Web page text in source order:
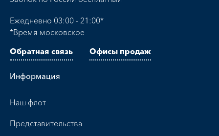
Ежедневно 03:00 - 21:00*
*Время московское
Обратная связь
Офисы продаж
Информация
Наш флот
Представительства